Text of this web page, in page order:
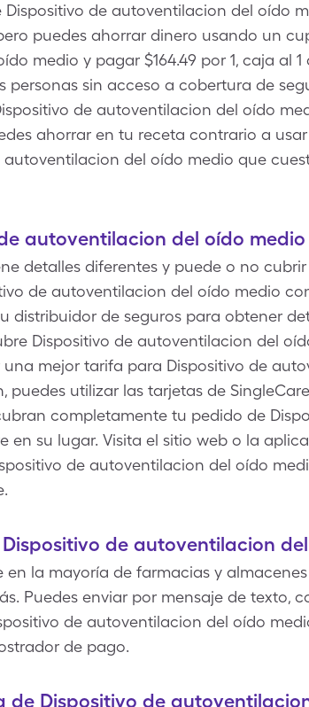
de autoventilacion del oído
puedes ahorrar dinero usando un
medio y pagar $164.49 por 1, caja al
sin acceso a cobertura de
de autoventilacion del oído
ahorrar en tu receta contrario a usar
del oído medio que
autoventilacion del oído
detalles diferentes y puede o no
de autoventilacion del oído medio
distribuidor de seguros para obtener
Dispositivo de autoventilacion del
mejor tarifa para Dispositivo de
puedes utilizar las tarjetas de
completamente tu pedido de
en su lugar. Visita el sitio web o la
de autoventilacion del oído
de autoventilacion
la mayoría de farmacias y
Puedes enviar por mensaje de texto,
de autoventilacion del oído
de pago.
de Dispositivo de